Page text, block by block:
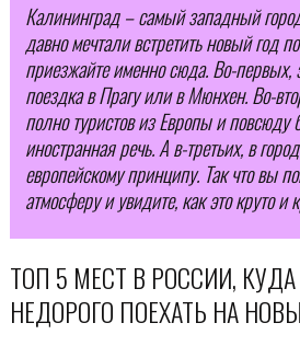
Калининград – самый западный
давно мечтали встретить новый год
приезжайте именно сюда. Во-первых,
поездка в Прагу или в Мюнхен. Во-
полно туристов из Европы и
иностранная речь. А в-третьих, в
европейскому принципу. Так что вы
атмосферу и увидите, как это круто и
ТОП 5 МЕСТ В РОССИИ,
НЕДОРОГО ПОЕХАТЬ НА